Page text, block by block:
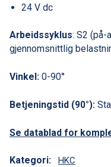
24 V dc
Arbeidssyklus: S2 (på-
gjennomsnittlig
Vinkel: 0-90°
Betjeningstid (90°):
Se datablad for
Kategori: HKC